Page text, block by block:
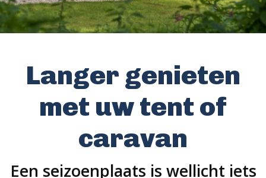
Langer genieten
met uw tent of
caravan
Een seizoenplaats is wellicht iets